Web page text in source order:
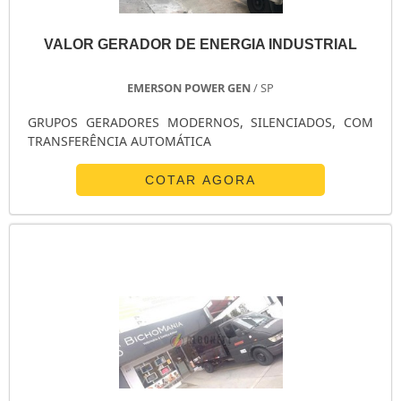
GERADOR 20 KVA PREÇO
GERADOR 2 5KVA
GERADOR 180 KVA PREÇO
GERADOR 150 KVA PREÇO
GERADOR 10KVA DIESEL
FORNECEDOR DE GRUPO GERADOR GASOLINA
FABRICANTES DE GERADORES DE ENERGIA ELÉTRICA
VALOR GERADOR DE ENERGIA INDUSTRIAL
EMERSON POWER GEN/ SP
GRUPOS GERADORES MODERNOS, SILENCIADOS, COM
TRANSFERÊNCIA AUTOMÁTICA
COTAR AGORA